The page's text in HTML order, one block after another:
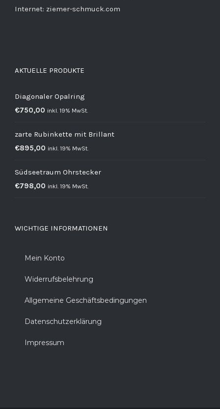
Internet: ziemer-schmuck.com
AKTUELLE PRODUKTE
Diagonaler Opalring
€750,00 inkl. 19% MwSt.
zarte Rubinkette mit Brillant
€895,00 inkl. 19% MwSt.
Südseetraum Ohrstecker
€798,00 inkl. 19% MwSt.
WICHTIGE INFORMATIONEN
Mein Konto
Widerrufsbelehrung
Allgemeine Geschäftsbedingungen
Datenschutzerklärung
Impressum